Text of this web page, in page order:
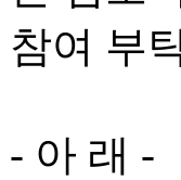
참여 부
- 아 래 -